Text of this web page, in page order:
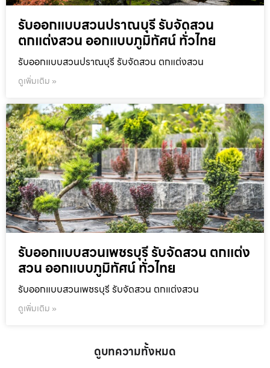
รับออกแบบสวนปราณบุรี รับจัดสวน
ตกแต่งสวน ออกแบบภูมิทัศน์ ทั่วไทย
รับออกแบบสวนปราณบุรี รับจัดสวน ตกแต่งสวน
ดูเพิ่มเติม »
รับออกแบบสวนเพชรบุรี รับจัดสวน ตกแต่ง
สวน ออกแบบภูมิทัศน์ ทั่วไทย
รับออกแบบสวนเพชรบุรี รับจัดสวน ตกแต่งสวน
ดูเพิ่มเติม »
ดูบทความทั้งหมด